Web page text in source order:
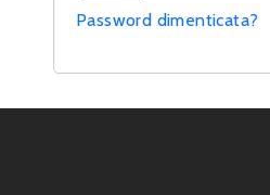
Password dimenticata?